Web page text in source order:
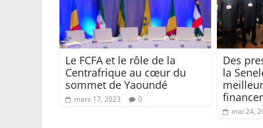
Le FCFA et le rôle de la
Centrafrique au cœur du
sommet de Yaoundé
mars 17, 2023 0
Des
la
mai 24,